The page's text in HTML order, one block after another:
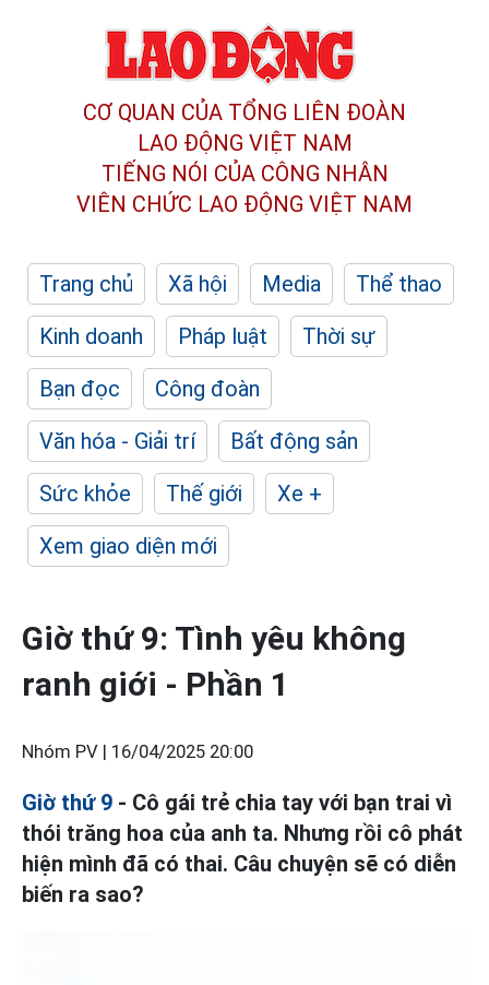
CƠ QUAN CỦA TỔNG LIÊN ĐOÀN
LAO ĐỘNG VIỆT NAM
TIẾNG NÓI CỦA CÔNG NHÂN
VIÊN CHỨC LAO ĐỘNG VIỆT NAM
Trang chủ Xã hội Media
Thể thao
Kinh doanh
Pháp luật
Thời sự
Bạn đọc
Công đoàn
Văn hóa - Giải trí
Bất động sản
Sức khỏe
Thế giới
Xe +
Xem giao diện mới
Giờ thứ 9: Tình yêu không
ranh giới - Phần 1
Nhóm PV | 16/04/2025 20:00
Giờ thứ 9 - Cô gái trẻ chia tay với bạn trai vì
thói trăng hoa của anh ta. Nhưng rồi cô phát
hiện mình đã có thai. Câu chuyện sẽ có diễn
biến ra sao?